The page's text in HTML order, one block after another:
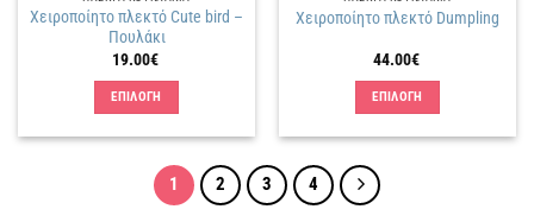
Χειροποίητο πλεκτό Cute bird –
Πουλάκι
19.00€
ΕΠΙΛΟΓΗ
προϊόν
έχει
Χειροποίητο πλεκτό Dumpling
44.00€
ΕΠΙΛΟΓΗ
1 2 3 4